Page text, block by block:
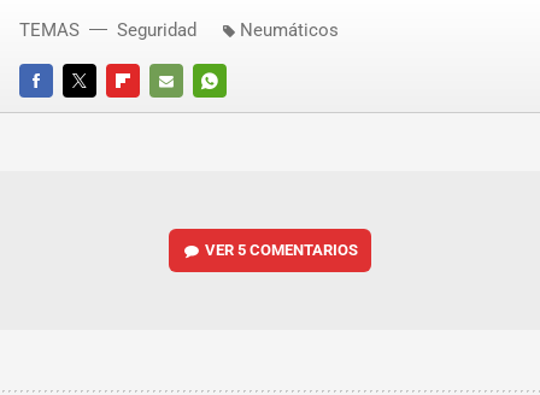
FACEBOOKTWITTERFLIPBOARD
E-
WHATSAPP
TEMAS Seguridad Neumáticos
VER5 COMENTARIOS